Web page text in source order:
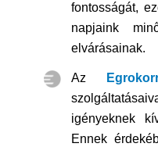
fontosságát,
napjaink
elvárásainak.
Az
igényeknek
Ennek